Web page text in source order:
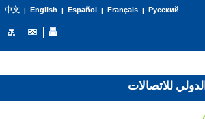
中文| English | Español | Français| Русский
للاتصالات